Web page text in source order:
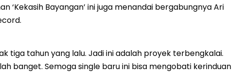
‘Kekasih Bayangan’ ini juga menandai bergabungnya Ari
tiga tahun yang lalu. Jadi ini adalah proyek terbengkalai.
banget. Semoga single baru ini bisa mengobati kerinduan